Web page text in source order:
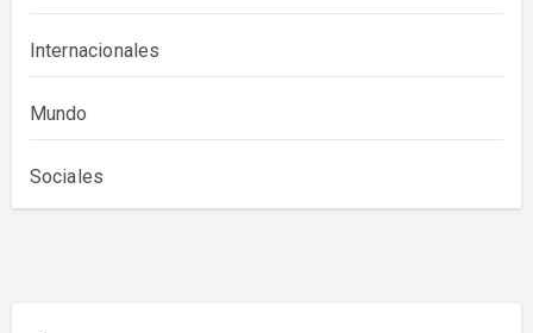
Internacionales
Mundo
Sociales